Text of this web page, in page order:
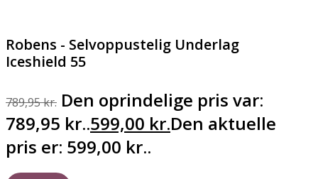
Robens - Selvoppustelig Underlag
Iceshield 55
789,95kr. Den oprindelige pris var:
789,95 kr..599,00 kr.Den aktuelle
pris er: 599,00 kr..